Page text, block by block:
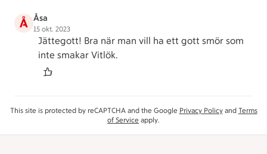
Å Åsa
15 okt. 2023
Jättegott! Bra när man vill ha ett gott smör som
inte smakar Vitlök.
This site is protected by reCAPTCHA and the Google Privacy Policyand Terms
of Service apply.